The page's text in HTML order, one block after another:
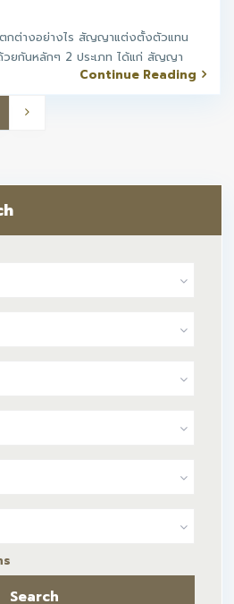
ต่างอย่างไร สัญญาแต่งตั้งตัวแทน
วยกันหลักๆ 2 ประเภท ได้แก่ สัญญา
Continue Reading
Search